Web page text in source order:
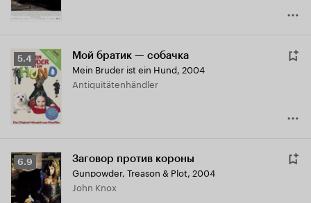
Рейтинг
Кинопоиска
5.4
5.4 Мой братик — собачка
Mein Bruder ist ein Hund, 2004
Antiquitätenhändler
Рейтинг
Кинопоиска
6.9 Заговор против короны
Gunpowder, Treason & Plot, 2004
John Knox